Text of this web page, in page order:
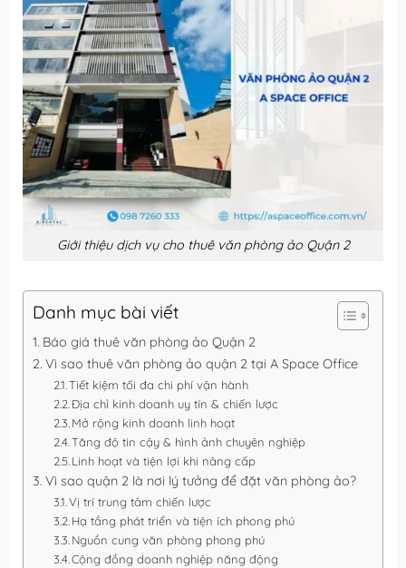
Giới thiệu dịch vụ cho thuê văn phòng ảo Quận 2
Danh mục bài viết
Báo giá thuê văn phòng ảo Quận 2
Vì sao thuê văn phòng ảo quận 2 tại A Space Office
Tiết kiệm tối đa chi phí vận hành
Địa chỉ kinh doanh uy tín & chiến lược
Mở rộng kinh doanh linh hoạt
Tăng độ tin cậy & hình ảnh chuyên nghiệp
Linh hoạt và tiện lợi khi nâng cấp
Vì sao quận 2 là nơi lý tưởng để đặt văn phòng ảo?
Vị trí trung tâm chiến lược
Hạ tầng phát triển và tiện ích phong phú
Nguồn cung văn phòng phong phú
Cộng đồng doanh nghiệp năng động